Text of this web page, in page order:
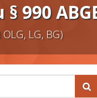
990
LG, BG)